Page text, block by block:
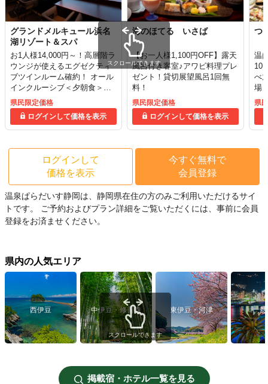
グランドメルキュール浜名
湖リゾート＆スパ
お1人様14,000円～！高層階ラ
ウンジが使えるエグゼクティ
ブツインルーム確約！ オール
インクルーシブ＜夕朝食＞
（夕食17：30～）
県民限定価格
ログインして価格を表示
海のほてる いさば
【お一人様1,100円OFF】露天
風呂付き客室♪アワビ料理プレ
ゼント！貸切展望風呂1回無
料！
県民限定価格
ログインして価格を表示
つ
温
べ
場
県
スクロールできます
ログインして
価格を表示
今すぐ無料で
会員登録
温泉ぱらだいす静岡は、静岡県在住の方のみご利用いただけるサイ
トです。
ご予約およびプラン詳細をご覧いただくには、事前に会員
登録をお済ませください。
県内の人気エリア
西伊豆 中伊豆・修善寺 東伊豆・河津 熱
スクロールできます
掲載宿・ホテル一覧を見る